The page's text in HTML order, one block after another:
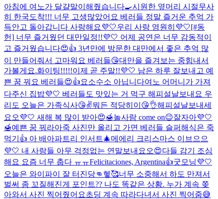
아침에 여노가 달걀말이해줬습니다🍳시원한 옆머리 시절무사
히 한국도착!!! 너무 고생많았어요 베러들 정말 즐거운 추억 가
득안고 돌아갑니다 사랑해요💜🤍우리 사랑 영원히💜🤍[#동
헌] 너무 즐거웠던 대만일정!!💜🤍 어제 공연은 너무 감동적이
고 즐거웠습니다😍👍 3년만에 방문한 대만에서 좋은 추억 많
이 만들어줘서 고마워요 베러들😘대만을 즐겨보는 중힘내서
가볼게요.화이팅!!!!!이제 곧 주말!!💜🤍 남은 하루 잘보내고 예
쁜 꿈 꿔요 베러들😍👍요소수소 아닙니다여노 어머니가 가져
다주신 집밥💜🤍 베러들도 맛있는 거 먹구 해피설날보내요 우
리도 오늘은 가족식사😘✌️뭐든 적당히이😘👌해피설날보내세
요오💜🤍 새해 복 많이 받아😍🍯놀사람 come on😉잘자아💜🤍
🍯예쁜 꿈 꿔라아죽 사진만 올리고 가면 베러들 슬퍼해 식은 죽
먹기👍 아 배아파트리 인서트🎄메에리 크리스마스 이브으으
💜🤍 내 사랑들 아무 걱정없는 연말보내요오😍다들 감기 조심
해요 요즘 너무 춥다 ㅠㅠFelicitaciones, Argentina👍굿모닝💜🤍
오늘은 와이파이 잘 터진당👊헿🥰너무 소중해서 하도 만져서
벌써 좀 꼬질해진게 포인트?? 나도 똑같은 상황. 누가 계속 쫒
아와서 사진 찍어줬어요초딩 계속 따라다녀서 사진 찍어줌😅